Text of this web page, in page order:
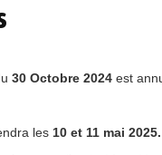
30 Octobre 2024 est
les 10 et 11 mai 2025.